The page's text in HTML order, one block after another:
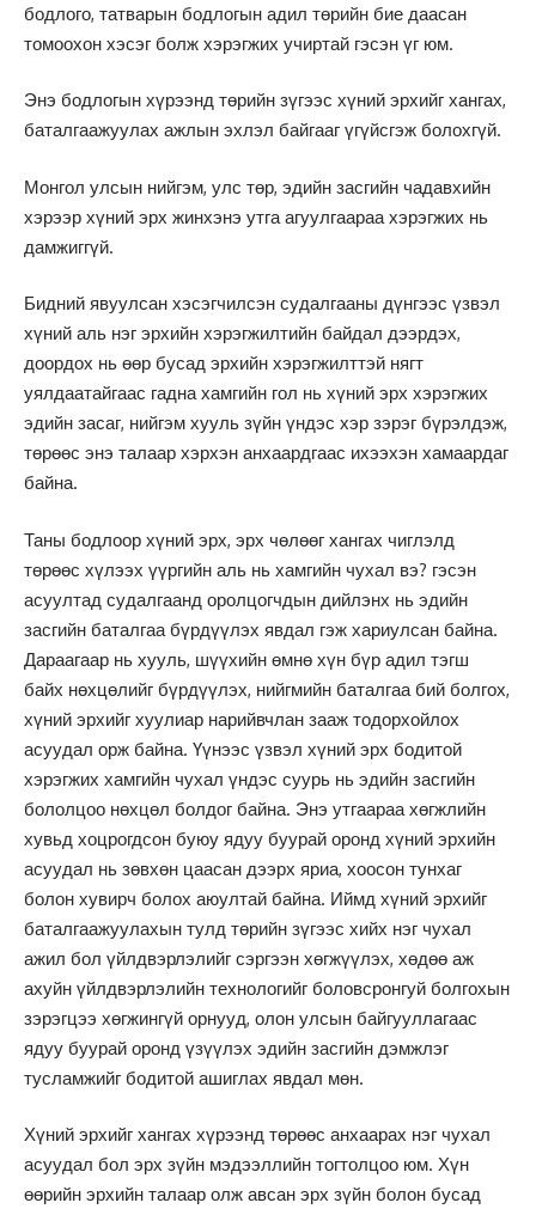
бодлого, татварын бодлогын адил төрийн бие даасан
томоохон хэсэг болж хэрэгжих учиртай гэсэн үг юм.
Энэ бодлогын хүрээнд төрийн зүгээс хүний эрхийг хангах,
баталгаажуулах ажлын эхлэл байгааг үгүйсгэж болохгүй.
Монгол улсын нийгэм, улс төр, эдийн засгийн чадавхийн
хэрээр хүний эрх жинхэнэ утга агуулгаараа хэрэгжих нь
дамжиггүй.
Бидний явуулсан хэсэгчилсэн судалгааны дүнгээс үзвэл
хүний аль нэг эрхийн хэрэгжилтийн байдал дээрдэх,
доордох нь өөр бусад эрхийн хэрэгжилттэй нягт
уялдаатайгаас гадна хамгийн гол нь хүний эрх хэрэгжих
эдийн засаг, нийгэм хууль зүйн үндэс хэр зэрэг бүрэлдэж,
төрөөс энэ талаар хэрхэн анхаардгаас ихээхэн хамаардаг
байна.
Таны бодлоор хүний эрх, эрх чөлөөг хангах чиглэлд
төрөөс хүлээх үүргийн аль нь хамгийн чухал вэ? гэсэн
асуултад судалгаанд оролцогчдын дийлэнх нь эдийн
засгийн баталгаа бүрдүүлэх явдал гэж хариулсан байна.
Дараагаар нь хууль, шүүхийн өмнө хүн бүр адил тэгш
байх нөхцөлийг бүрдүүлэх, нийгмийн баталгаа бий болгох,
хүний эрхийг хуулиар нарийвчлан зааж тодорхойлох
асуудал орж байна. Үүнээс үзвэл хүний эрх бодитой
хэрэгжих хамгийн чухал үндэс суурь нь эдийн засгийн
бололцоо нөхцөл болдог байна. Энэ утгаараа хөгжлийн
хувьд хоцрогдсон буюу ядуу буурай оронд хүний эрхийн
асуудал нь зөвхөн цаасан дээрх яриа, хоосон тунхаг
болон хувирч болох аюултай байна. Иймд хүний эрхийг
баталгаажуулахын тулд төрийн зүгээс хийх нэг чухал
ажил бол үйлдвэрлэлийг сэргээн хөгжүүлэх, хөдөө аж
ахуйн үйлдвэрлэлийн технологийг боловсронгуй болгохын
зэрэгцээ хөгжингүй орнууд, олон улсын байгууллагаас
ядуу буурай оронд үзүүлэх эдийн засгийн дэмжлэг
тусламжийг бодитой ашиглах явдал мөн.
Хүний эрхийг хангах хүрээнд төрөөс анхаарах нэг чухал
асуудал бол эрх зүйн мэдээллийн тогтолцоо юм. Хүн
өөрийн эрхийн талаар олж авсан эрх зүйн болон бусад